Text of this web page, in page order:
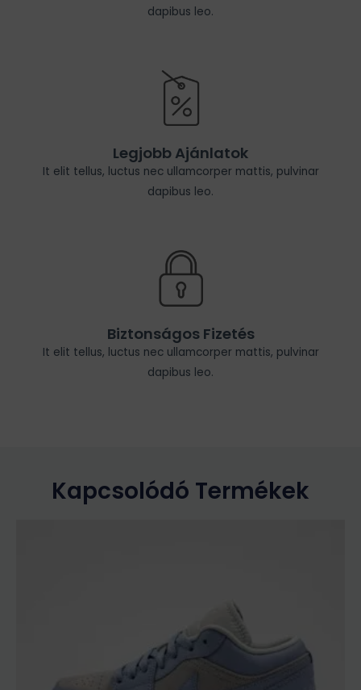
dapibus leo.
Legjobb Ajánlatok
It elit tellus, luctus nec ullamcorper mattis, pulvinar
dapibus leo.
Biztonságos Fizetés
It elit tellus, luctus nec ullamcorper mattis, pulvinar
dapibus leo.
Kapcsolódó Termékek
van.
változatok